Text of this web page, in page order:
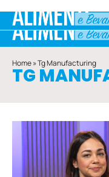
Home»Tg Manufacturing
TG